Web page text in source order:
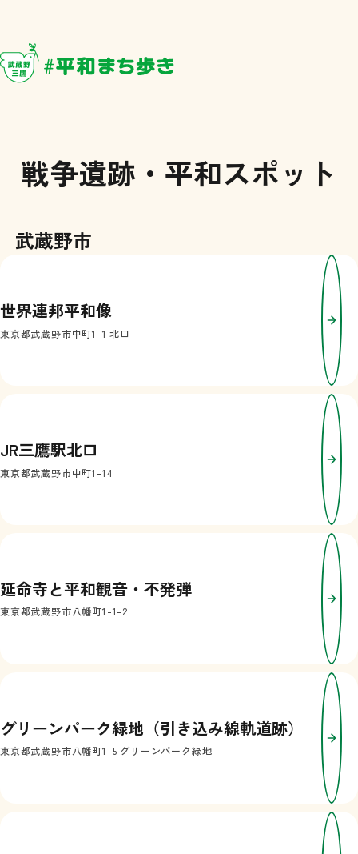
戦争遺跡・平和スポット
武蔵野市
世界連邦平和像
東京都武蔵野市中町1-1 北口
JR三鷹駅北口
東京都武蔵野市中町1-14
延命寺と平和観音・不発弾
東京都武蔵野市八幡町1-1-2
グリーンパーク緑地（引き込み線軌道跡）
東京都武蔵野市八幡町1-5 グリーンパーク緑地